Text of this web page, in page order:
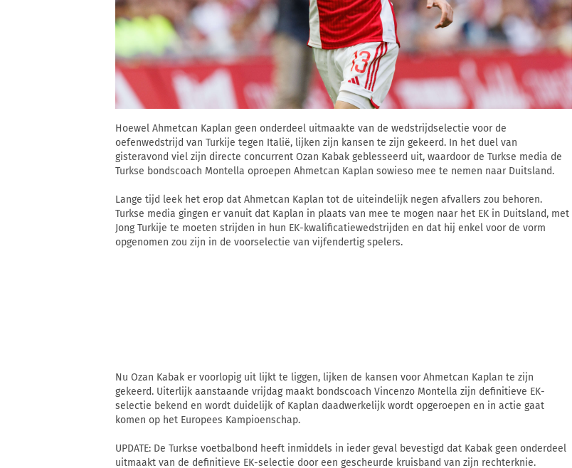
Hoewel Ahmetcan Kaplan geen onderdeel uitmaakte van de wedstrijdselectie voor de
oefenwedstrijd van Turkije tegen Italië, lijken zijn kansen te zijn gekeerd. In het duel van
gisteravond viel zijn directe concurrent Ozan Kabak geblesseerd uit, waardoor de Turkse media de
Turkse bondscoach Montella oproepen Ahmetcan Kaplan sowieso mee te nemen naar Duitsland.
Lange tijd leek het erop dat Ahmetcan Kaplan tot de uiteindelijk negen afvallers zou behoren.
Turkse media gingen er vanuit dat Kaplan in plaats van mee te mogen naar het EK in Duitsland, met
Jong Turkije te moeten strijden in hun EK-kwalificatiewedstrijden en dat hij enkel voor de vorm
opgenomen zou zijn in de voorselectie van vijfendertig spelers.
Nu Ozan Kabak er voorlopig uit lijkt te liggen, lijken de kansen voor Ahmetcan Kaplan te zijn
gekeerd. Uiterlijk aanstaande vrijdag maakt bondscoach Vincenzo Montella zijn definitieve EK-
selectie bekend en wordt duidelijk of Kaplan daadwerkelijk wordt opgeroepen en in actie gaat
komen op het Europees Kampioenschap.
UPDATE: De Turkse voetbalbond heeft inmiddels in ieder geval bevestigd dat Kabak geen onderdeel
uitmaakt van de definitieve EK-selectie door een gescheurde kruisband van zijn rechterknie.